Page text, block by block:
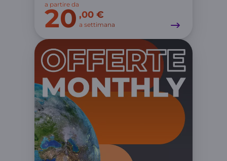
a partire da
20 ,00 €
a settimana